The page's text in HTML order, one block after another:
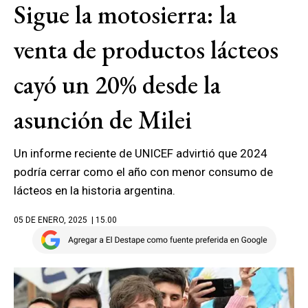
Sigue la motosierra: la
venta de productos lácteos
cayó un 20% desde la
asunción de Milei
Un informe reciente de UNICEF advirtió que 2024
podría cerrar como el año con menor consumo de
lácteos en la historia argentina.
05 DE ENERO, 2025 | 15.00